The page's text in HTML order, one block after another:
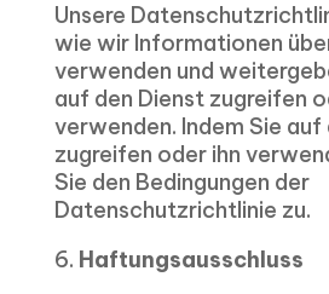
Unsere
wie wir Informationen
verwenden und
auf den Dienst zugreifen
verwenden. Indem Sie auf
zugreifen oder ihn
Sie den Bedingungen der
Datenschutzrichtlinie zu.
6. Haftungsausschluss